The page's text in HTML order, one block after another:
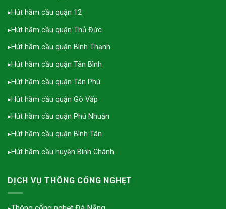
▸Hút hầm cầu quận 12
▸Hút hầm cầu quận Thủ Đức
▸Hút hầm cầu quận Bình Thạnh
▸Hút hầm cầu quận Tân Bình
▸Hút hầm cầu quận Tân Phú
▸Hút hầm cầu quận Gò Vấp
▸Hút hầm cầu quận Phú Nhuận
▸Hút hầm cầu quận Bình Tân
▸Hút hầm cầu huyện Bình Chánh
DỊCH VỤ THÔNG CỐNG NGHẸT